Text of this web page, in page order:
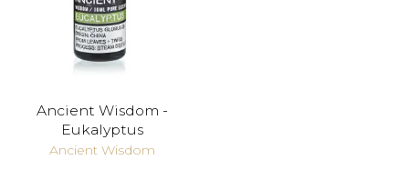
Ancient Wisdom -
Eukalyptus
Ancient Wisdom